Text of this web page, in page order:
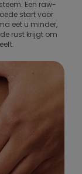
Een raw-
start voor
eet u minder,
rust krijgt om